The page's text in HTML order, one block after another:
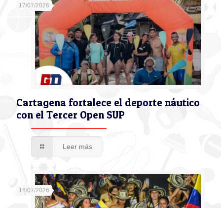
17/07/2026
Cartagena fortalece el deporte náutico
con el Tercer Open SUP
Leer más
16/07/2026